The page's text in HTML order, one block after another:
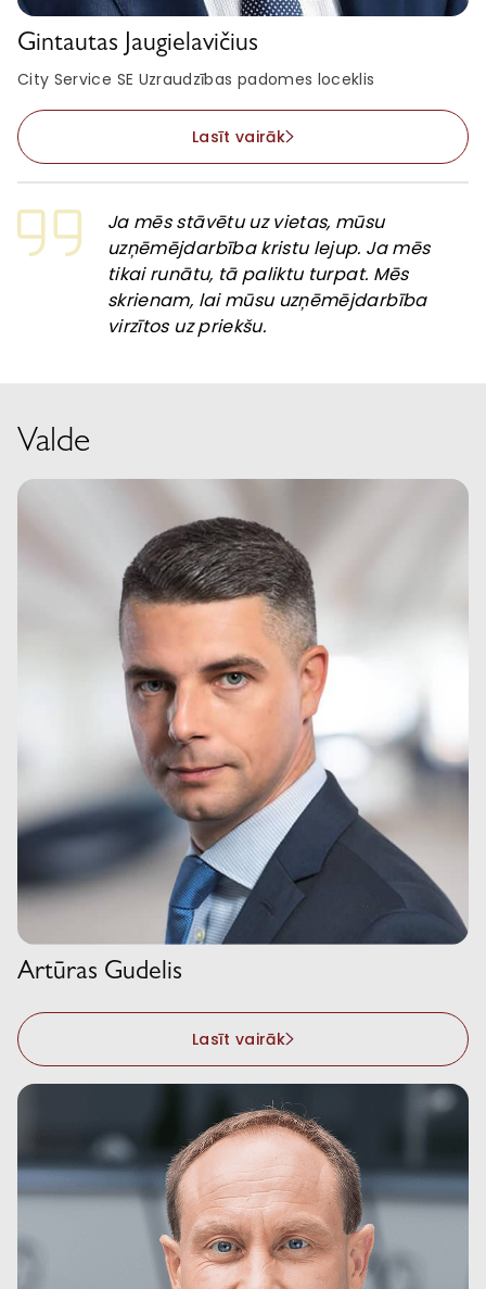
Gintautas Jaugielavičius
City Service SE Uzraudzības padomes loceklis
Lasīt vairāk
Ja mēs stāvētu uz vietas, mūsu
uzņēmējdarbība kristu lejup. Ja mēs
tikai runātu, tā paliktu turpat. Mēs
skrienam, lai mūsu uzņēmējdarbība
virzītos uz priekšu.
Valde
Artūras Gudelis
Lasīt vairāk